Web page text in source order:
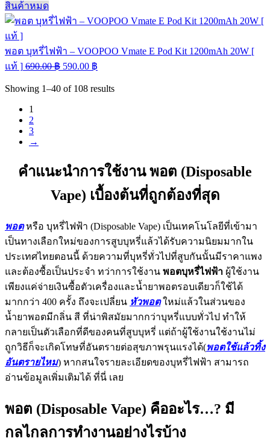
สินค้าหมด
พอต บุหรี่ไฟฟ้า – VOOPOO Vmate E Pod Kit 1200mAh 20W [
แท้ ] 690.00฿ 590.00 ฿
Showing 1–40 of 108 results
1
2
3
→
คำแนะนำการใช้งาน พอต (Disposable
Vape) เบื้องต้นที่ถูกต้องที่สุด
พอตหรือ บุหรี่ไฟฟ้า (Disposable Vape) เป็นเทคโนโลยีที่เข้ามา
เป็นทางเลือกใหม่ของการสูบบุหรี่แล้วได้รับความนิยมมากใน
ประเทศไทยตอนนี้ ด้วยความที่บุหรี่ทั่วไปที่สูบกันนั้นมีราคาแพง
และต้องซื้อเป็นประจำ ทว่าการใช้งาน พอตบุหรี่ไฟฟ้า ผู้ใช้งาน
เพียงแค่จ่ายเงินซื้อตัวเครื่องและน้ำยาพอตรอบเดียวก็ใช้ได้
มากกว่า 400 ครั้ง ถึงจะเปลี่ยน หัวพอตใหม่แล้วในส่วนของ
น้ำยาพอตมีกลิ่น สี ที่น่าพิสมัยมากกว่าบุหรี่แบบทั่วไป ทำให้
กลายเป็นตัวเลือกที่ดีของคนที่สูบบุหรี่ แต่ถ้าผู้ใช้งานใช้งานไม่
ถูกวิธีก็จะเกิดโทษที่อันตรายต่อสุขภาพรุนแรงได้(พอตใช้แล้วทิ้ง
อันตรายไหม) หากสนใจรายละเอียดของบุหรี่ไฟฟ้า สามารถ
อ่านข้อมูลเพิ่มเติมได้ ที่นี่ เลย
พอต (Disposable Vape) คืออะไร…? มี
กลไกลการทำงานอย่างไรบ้าง